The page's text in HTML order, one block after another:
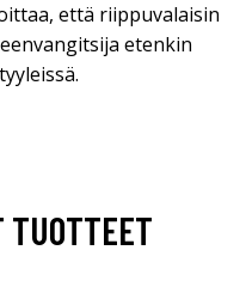
että riippuvalaisin
etenkin
TUOTTEET